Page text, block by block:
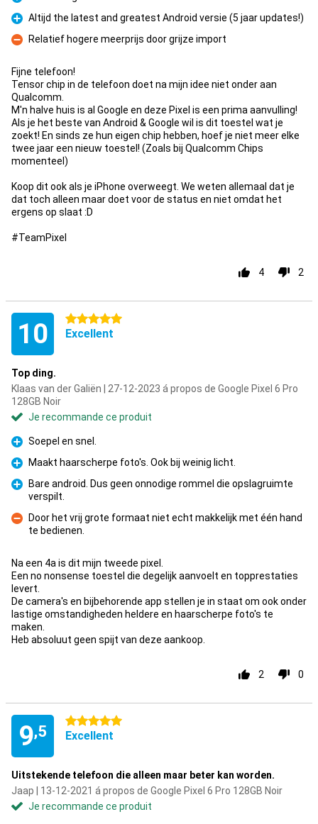
Pour
Pour
Altijd the latest and greatest Android versie (5 jaar updates!)
Contre
Relatief hogere meerprijs door grijze import
Fijne telefoon!
Tensor chip in de telefoon doet na mijn idee niet onder aan
Qualcomm.
M'n halve huis is al Google en deze Pixel is een prima aanvulling!
Als je het beste van Android & Google wil is dit toestel wat je
zoekt! En sinds ze hun eigen chip hebben, hoef je niet meer elke
twee jaar een nieuw toestel! (Zoals bij Qualcomm Chips
momenteel)
Koop dit ook als je iPhone overweegt. We weten allemaal dat je
dat toch alleen maar doet voor de status en niet omdat het
ergens op slaat :D
#TeamPixel
4 2
10 5 étoiles
Excellent
Top ding.
Klaas van der Galiën | 27-12-2023 á propos de Google Pixel 6 Pro
128GB Noir
Je recommande ce produit
Pour
Soepel en snel.
Pour
Maakt haarscherpe foto's. Ook bij weinig licht.
Pour
Bare android. Dus geen onnodige rommel die opslagruimte
verspilt.
Contre
Door het vrij grote formaat niet echt makkelijk met één hand
te bedienen.
Na een 4a is dit mijn tweede pixel.
Een no nonsense toestel die degelijk aanvoelt en topprestaties
levert.
De camera's en bijbehorende app stellen je in staat om ook onder
lastige omstandigheden heldere en haarscherpe foto's te
maken.
Heb absoluut geen spijt van deze aankoop.
2 0
9,5
5 étoiles
Excellent
Uitstekende telefoon die alleen maar beter kan worden.
Jaap | 13-12-2021 á propos de Google Pixel 6 Pro 128GB Noir
Je recommande ce produit